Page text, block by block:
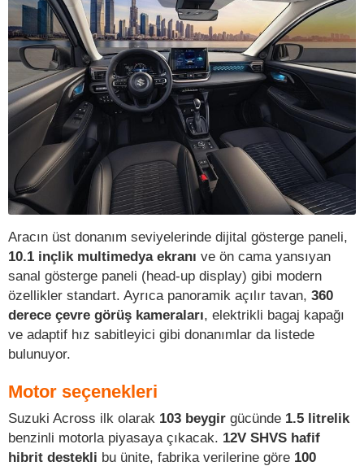
Aracın üst donanım seviyelerinde dijital gösterge paneli,
10.1 inçlik multimedya ekranı ve ön cama yansıyan
sanal gösterge paneli (head-up display) gibi modern
özellikler standart. Ayrıca panoramik açılır tavan, 360
derece çevre görüş kameraları, elektrikli bagaj kapağı
ve adaptif hız sabitleyici gibi donanımlar da listede
bulunuyor.
Motor seçenekleri
Suzuki Across ilk olarak 103 beygir gücünde 1.5 litrelik
benzinli motorla piyasaya çıkacak. 12V SHVS hafif
hibrit destekli bu ünite, fabrika verilerine göre 100